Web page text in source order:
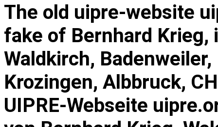
The old uipre-website
fake of Bernhard Krieg,
Waldkirch, Badenweiler,
Krozingen, Albbruck,
UIPRE-Webseite